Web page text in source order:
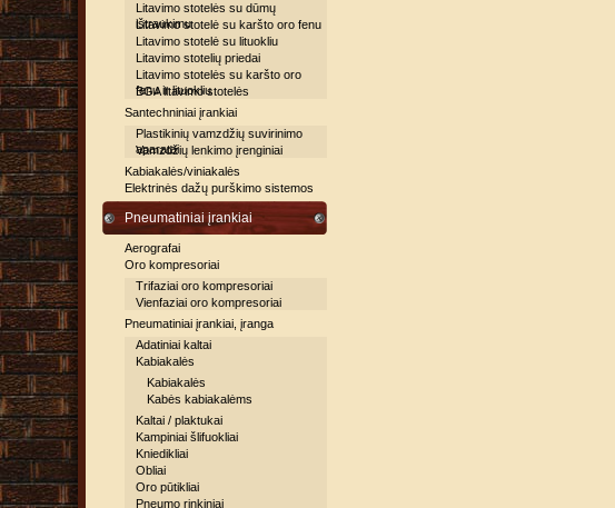
Litavimo stotelės su dūmų
ištraukimu
Litavimo stotelė su karšto oro fenu
Litavimo stotelė su lituokliu
Litavimo stotelių priedai
Litavimo stotelės su karšto oro
fenu ir lituokliu
BGA litavimo stotelės
Santechniniai įrankiai
Plastikinių vamzdžių suvirinimo
aparatai
Vamzdžių lenkimo įrenginiai
Kabiakalės/viniakalės
Elektrinės dažų purškimo sistemos
Pneumatiniai įrankiai
Aerografai
Oro kompresoriai
Trifaziai oro kompresoriai
Vienfaziai oro kompresoriai
Pneumatiniai įrankiai, įranga
Adatiniai kaltai
Kabiakalės
Kabiakalės
Kabės kabiakalėms
Kaltai / plaktukai
Kampiniai šlifuokliai
Kniedikliai
Obliai
Oro pūtikliai
Pneumo rinkiniai